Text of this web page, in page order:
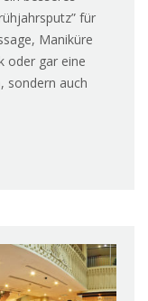
für
Maniküre
oder gar eine
sondern auch